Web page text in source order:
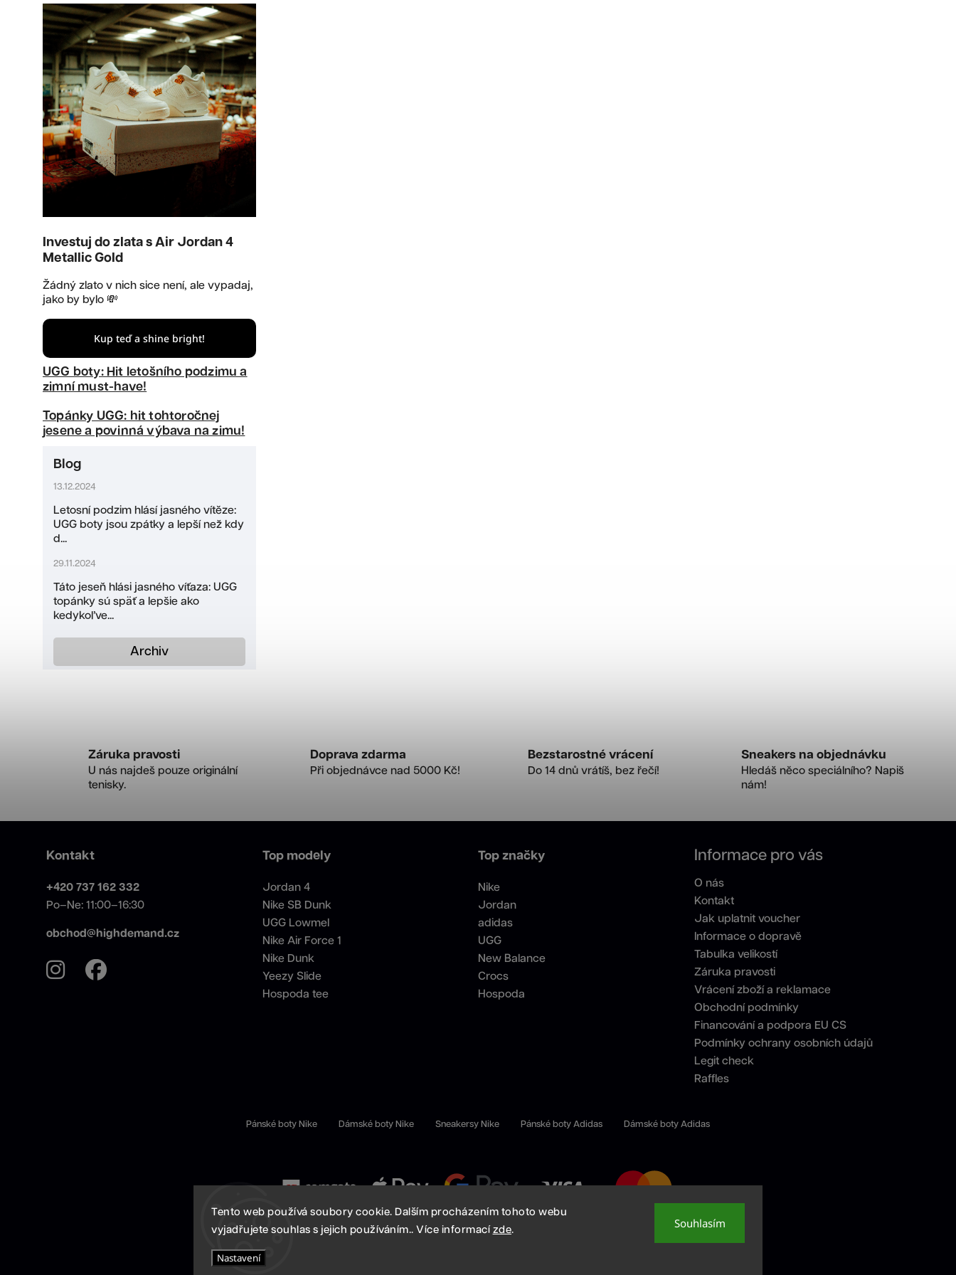
Tento web používá soubory cookie. Dalším procházením tohoto webu
vyjadřujete souhlas s jejich používáním.. Více informací zde.
Nastavení
Souhlasím
Investuj do zlata s Air Jordan 4
Metallic Gold
Žádný zlato v nich sice není, ale vypadaj,
jako by bylo 💸
Kup teď a shine bright!
UGG boty: Hit letošního podzimu a
zimní must-have!
Topánky UGG: hit tohtoročnej
jesene a povinná výbava na zimu!
Blog
13.12.2024
Letosní podzim hlásí jasného vítěze:
UGG boty jsou zpátky a lepší než kdy
d...
29.11.2024
Táto jeseň hlási jasného víťaza: UGG
topánky sú späť a lepšie ako
kedykoľve...
Archiv
Záruka pravosti
U nás najdeš pouze originální
tenisky.
Doprava zdarma
Při objednávce nad 5000 Kč!
Bezstarostné vrácení
Do 14 dnů vrátíš, bez řečí!
Sneakers na objednávku
Hledáš něco speciálního? Napiš
nám!
Kontakt
+420 737 162 332
Po–Ne: 11:00–16:30
obchod@highdemand.cz
Top modely
Jordan 4
Nike SB Dunk
UGG Lowmel
Nike Air Force 1
Nike Dunk
Yeezy Slide
Hospoda tee
Top značky
Nike
Jordan
adidas
UGG
New Balance
Crocs
Hospoda
Informace pro vás
O nás
Kontakt
Jak uplatnit voucher
Informace o dopravě
Tabulka velikostí
Záruka pravosti
Vrácení zboží a reklamace
Obchodní podmínky
Financování a podpora EU CS
Podmínky ochrany osobních údajů
Legit check
Raffles
Pánské boty Nike Dámské boty Nike Sneakersy Nike Pánské boty Adidas Dámské boty Adidas
Copyright 2026 High Demand. Všechna práva vyhrazena.